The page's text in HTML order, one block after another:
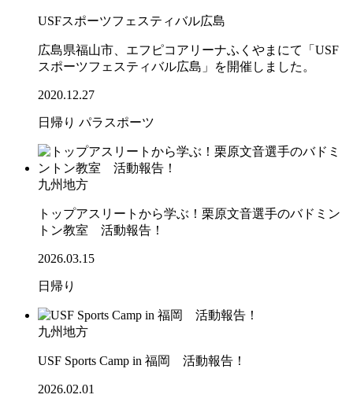
USFスポーツフェスティバル広島
広島県福山市、エフピコアリーナふくやまにて「USF
スポーツフェスティバル広島」を開催しました。
2020.12.27
日帰り パラスポーツ
九州地方
トップアスリートから学ぶ！栗原文音選手のバドミン
トン教室 活動報告！
2026.03.15
日帰り
九州地方
USF Sports Camp in 福岡 活動報告！
2026.02.01